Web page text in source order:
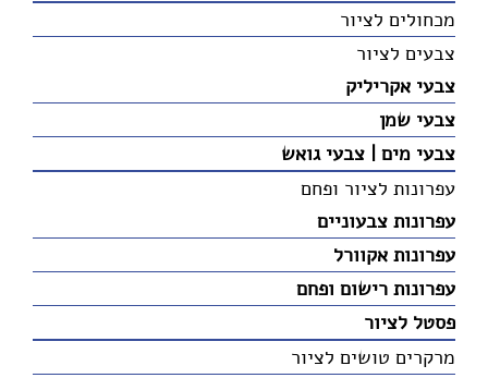
מכחולים לציור
צבעים לציור
צבעי אקריליק
צבעי שמן
צבעי מים | צבעי גואש
עפרונות לציור ופחם
עפרונות צבעוניים
עפרונות אקוורל
עפרונות רישום ופחם
פסטל לציור
מרקרים טושים לציור